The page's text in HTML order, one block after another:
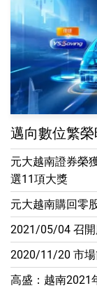
邁向數位繁
元大越南證券榮
選11項大獎
元大越南購回零
2021/05/04 召開
2020/11/20 市
高盛：越南2021